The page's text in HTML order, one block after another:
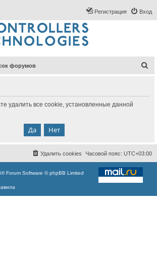
Вход
Регистрация
форумов
удалить все cookie, установленные данной
Часовой пояс: UTC+03:00
Удалить cookies
® Forum Software © phpBB Limited